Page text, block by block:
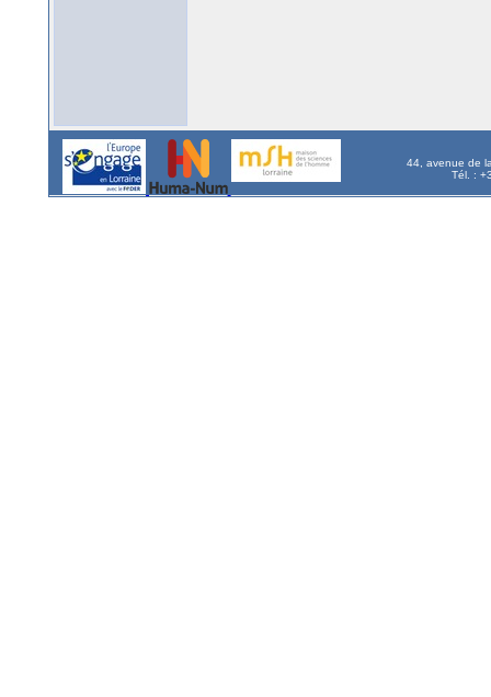
44, avenue de
Tél. :